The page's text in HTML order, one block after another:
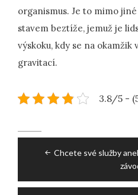
organismus. Je to mimo
stavem beztíže, jemuž je
výskoku, kdy se na
gravitací.
3.8/5 -
navigation
Chcete své služby